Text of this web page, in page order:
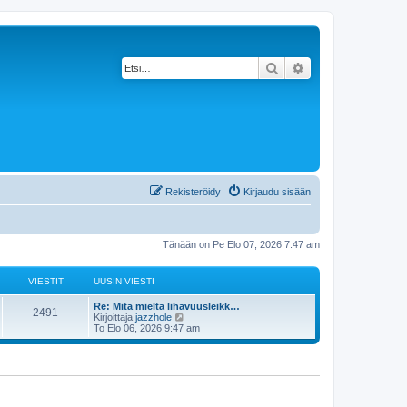
Etsi
Kirjaudu sisään
Rekisteröidy
Tänään on Pe Elo 07, 2026 7:47 am
VIESTIT UUSIN VIESTI
2491
Re: Mitä mieltä lihavuusleikk…
Kirjoittaja jazzhole
ä
y
To Elo 06, 2026 9:47 am